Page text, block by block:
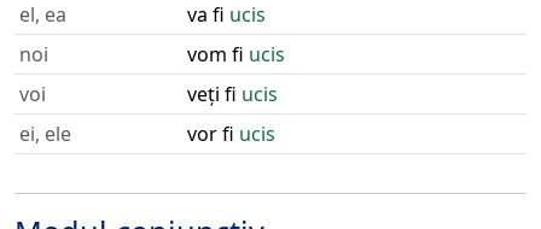
el, ea
va fi ucis
noi
vom fi ucis
voi
veți fi ucis
ei, ele
vor fi ucis